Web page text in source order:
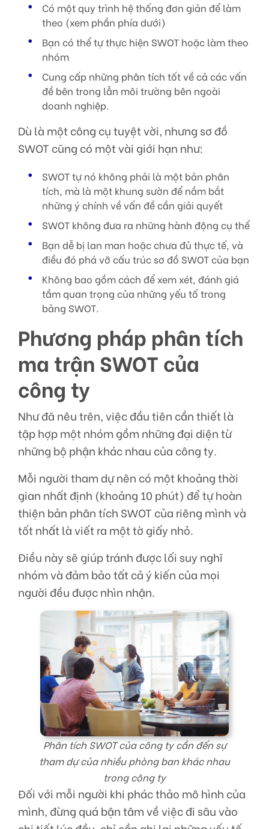
Có một quy trình hệ thống đơn giản để làm
theo (xem phần phía dưới)
Bạn có thể tự thực hiện SWOT hoặc làm theo
nhóm
Cung cấp những phân tích tốt về cả các vấn
đề bên trong lẫn môi trường bên ngoài
doanh nghiệp.
Dù là một công cụ tuyệt vời, nhưng sơ đồ
SWOT cũng có một vài giới hạn như:
SWOT tự nó không phải là một bản phân
tích, mà là một khung sườn để nắm bắt
những ý chính về vấn đề cần giải quyết
SWOT không đưa ra những hành động cụ thể
Bạn dễ bị lan man hoặc chưa đủ thực tế, và
điều đó phá vỡ cấu trúc sơ đồ SWOT của bạn
Không bao gồm cách để xem xét, đánh giá
tầm quan trọng của những yếu tố trong
bảng SWOT.
Phương pháp phân tích
ma trận SWOT của
công ty
Như đã nêu trên, việc đầu tiên cần thiết là
tập hợp một nhóm gồm những đại diện từ
những bộ phận khác nhau của công ty.
Mỗi người tham dự nên có một khoảng thời
gian nhất định (khoảng 10 phút) để tự hoàn
thiện bản phân tích SWOT của riêng mình và
tốt nhất là viết ra một tờ giấy nhỏ.
Điều này sẽ giúp tránh được lối suy nghĩ
nhóm và đảm bảo tất cả ý kiến của mọi
người đều được nhìn nhận.
Phân tích SWOT của công ty cần đến sự
tham dự của nhiều phòng ban khác nhau
trong công ty
Đối với mỗi người khi phác thảo mô hình của
mình, đừng quá bận tâm về việc đi sâu vào